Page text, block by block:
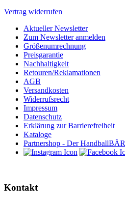
Vertrag widerrufen
Aktueller Newsletter
Zum Newsletter anmelden
Größenumrechnung
Preisgarantie
Nachhaltigkeit
Retouren/Reklamationen
AGB
Versandkosten
Widerrufsrecht
Impressum
Datenschutz
Erklärung zur Barrierefreiheit
Kataloge
Partnershop - Der HandballBÄR
Kontakt